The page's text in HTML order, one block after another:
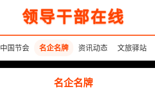
领导干部在线
中国节会 名企名牌 资讯动态 文旅驿站
名企名牌